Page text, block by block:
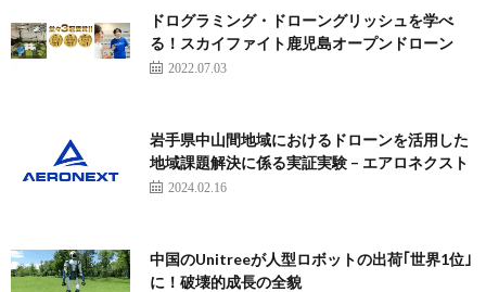
ドログラミング・ドローングリッシュを学べ
る！スカイファイト鹿児島オープンドローン
2022.07.03
岩手県中山間地域におけるドローンを活用した
地域課題解決に係る実証実験 – エアロネクスト
2024.02.16
中国のUnitreeが人型ロボットの出荷｢世界1位｣
に！破壊的成長の全貌